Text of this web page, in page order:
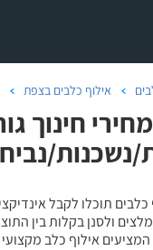
אילוף כלבים בצפת
חינוך
נשכנות/
כלבים תוכלו לקבל
ולסנן בקלות בין
המציעים אילוף כלב